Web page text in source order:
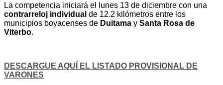
La competencia iniciará el lunes 13 de diciembre con una
contrarreloj individual de 12.2 kilómetros entre los
municipios boyacenses de Duitama y Santa Rosa de
Viterbo.
DESCARGUE AQUÍ EL LISTADO PROVISIONAL DE
VARONES